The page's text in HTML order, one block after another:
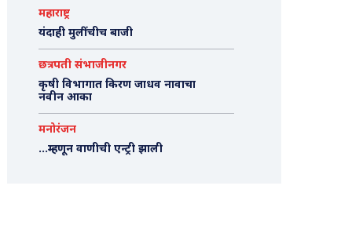
महाराष्ट्र
यंदाही मुलींचीच बाजी
छत्रपती संभाजीनगर
कृषी विभागात किरण जाधव नावाचा
नवीन आका
मनोरंजन
…म्हणून वाणीची एन्ट्री झाली